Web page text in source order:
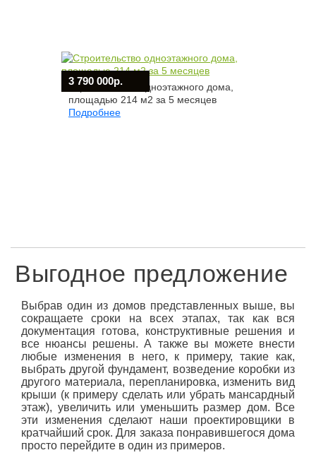
3 790 000р.
Строительство одноэтажного дома,
площадью 214 м2 за 5 месяцев
Подробнее
Выгодное предложение
Выбрав один из домов представленных выше, вы
сокращаете сроки на всех этапах, так как вся
документация готова, конструктивные решения и
все нюансы решены. А также вы можете внести
любые изменения в него, к примеру, такие как,
выбрать другой фундамент, возведение коробки из
другого материала, перепланировка, изменить вид
крыши (к примеру сделать или убрать мансардный
этаж), увеличить или уменьшить размер дом. Все
эти изменения сделают наши проектировщики в
кратчайший срок. Для заказа понравившегося дома
просто перейдите в один из примеров.